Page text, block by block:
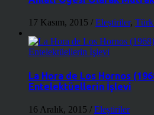
17 Kasım, 2015 / Eleştiriler,
La Hora de Los Hornos
Entelektüellerin İşlevi
16 Aralık, 2015 / Eleştiriler